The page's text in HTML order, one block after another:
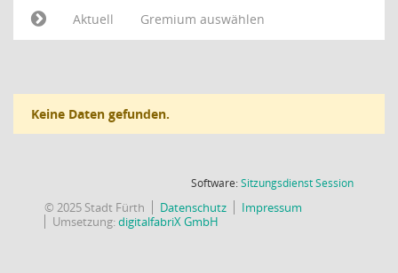
Aktuell
Gremium auswählen
Keine Daten gefunden.
Software:SitzungsdienstSession(Wird in
© 2025 Stadt Fürth Datenschutz
Impressum
Umsetzung:digitalfabriX GmbH